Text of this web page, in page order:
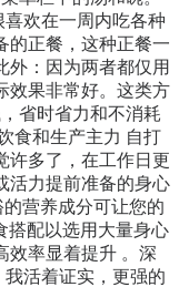
欢在一周内吃各种
的正餐，这种正餐一
外：因为两者都仅用
效果非常好。这类方
省时省力和不消耗
食和生产主力 自打
许多了，在工作日更
活力提前准备的身心
营养成分可让您的
搭配以选用大量身心
效率显着提升 。深
活着证实，更强的